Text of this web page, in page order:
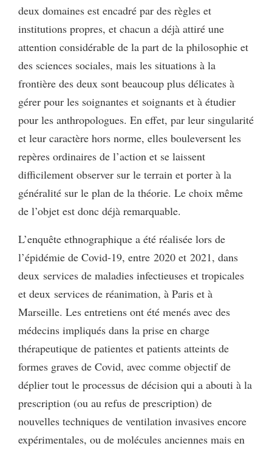
deux domaines est encadré par des règles et
institutions propres, et chacun a déjà attiré une
attention considérable de la part de la philosophie et
des sciences sociales, mais les situations à la
frontière des deux sont beaucoup plus délicates à
gérer pour les soignantes et soignants et à étudier
pour les anthropologues. En effet, par leur singularité
et leur caractère hors norme, elles bouleversent les
repères ordinaires de l’action et se laissent
difficilement observer sur le terrain et porter à la
généralité sur le plan de la théorie. Le choix même
de l’objet est donc déjà remarquable.
L’enquête ethnographique a été réalisée lors de
l’épidémie de Covid-19, entre 2020 et 2021, dans
deux services de maladies infectieuses et tropicales
et deux services de réanimation, à Paris et à
Marseille. Les entretiens ont été menés avec des
médecins impliqués dans la prise en charge
thérapeutique de patientes et patients atteints de
formes graves de Covid, avec comme objectif de
déplier tout le processus de décision qui a abouti à la
prescription (ou au refus de prescription) de
nouvelles techniques de ventilation invasives encore
expérimentales, ou de molécules anciennes mais en